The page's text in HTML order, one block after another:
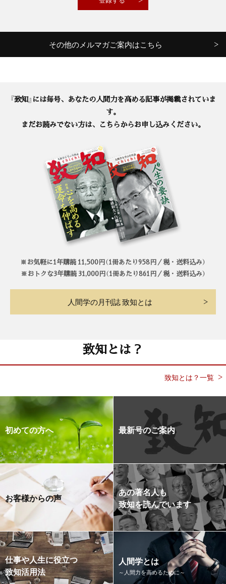
その他のメルマガご案内はこちら
『致知』には毎号、あなたの人間力を高める記事が掲載されていま
す。
まだお読みでない方は、こちらからお申し込みください。
※お気軽に1年購読 11,500円（1冊あたり958円／税・送料込み）
※おトクな3年購読 31,000円（1冊あたり861円／税・送料込み）
人間学の月刊誌 致知とは
致知とは？
致知とは？一覧
初めての方へ 最新号のご案内
お客様からの声
あの著名人も
致知を読んでいます
仕事や人生に役立つ
致知活用法
人間学とは
～人間力を高めるために～